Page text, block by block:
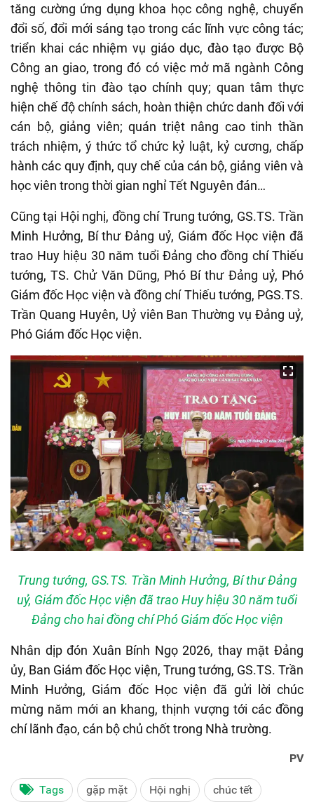
tăng cường ứng dụng khoa học công nghệ, chuyển
đổi số, đổi mới sáng tạo trong các lĩnh vực công tác;
triển khai các nhiệm vụ giáo dục, đào tạo được Bộ
Công an giao, trong đó có việc mở mã ngành Công
nghệ thông tin đào tạo chính quy; quan tâm thực
hiện chế độ chính sách, hoàn thiện chức danh đối với
cán bộ, giảng viên; quán triệt nâng cao tinh thần
trách nhiệm, ý thức tổ chức kỷ luật, kỷ cương, chấp
hành các quy định, quy chế của cán bộ, giảng viên và
học viên trong thời gian nghỉ Tết Nguyên đán…
Cũng tại Hội nghị, đồng chí Trung tướng, GS.TS. Trần
Minh Hưởng, Bí thư Đảng uỷ, Giám đốc Học viện đã
trao Huy hiệu 30 năm tuổi Đảng cho đồng chí Thiếu
tướng, TS. Chử Văn Dũng, Phó Bí thư Đảng uỷ, Phó
Giám đốc Học viện và đồng chí Thiếu tướng, PGS.TS.
Trần Quang Huyên, Uỷ viên Ban Thường vụ Đảng uỷ,
Phó Giám đốc Học viện.
Trung tướng, GS.TS. Trần Minh Hưởng, Bí thư Đảng
uỷ, Giám đốc Học viện đã trao Huy hiệu 30 năm tuổi
Đảng cho hai đồng chí Phó Giám đốc Học viện
Nhân dịp đón Xuân Bính Ngọ 2026, thay mặt Đảng
ủy, Ban Giám đốc Học viện, Trung tướng, GS.TS. Trần
Minh Hưởng, Giám đốc Học viện đã gửi lời chúc
mừng năm mới an khang, thịnh vượng tới các đồng
chí lãnh đạo, cán bộ chủ chốt trong Nhà trường.
PV
Tags gặp mặt Hội nghị chúc tết